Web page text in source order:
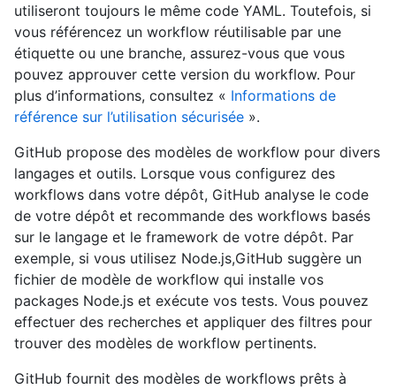
utiliseront toujours le même code YAML. Toutefois, si
vous référencez un workflow réutilisable par une
étiquette ou une branche, assurez-vous que vous
pouvez approuver cette version du workflow. Pour
plus d’informations, consultez « Informations de
référence sur l’utilisation sécurisée ».
GitHub propose des modèles de workflow pour divers
langages et outils. Lorsque vous configurez des
workflows dans votre dépôt, GitHub analyse le code
de votre dépôt et recommande des workflows basés
sur le langage et le framework de votre dépôt. Par
exemple, si vous utilisez Node.js,GitHub suggère un
fichier de modèle de workflow qui installe vos
packages Node.js et exécute vos tests. Vous pouvez
effectuer des recherches et appliquer des filtres pour
trouver des modèles de workflow pertinents.
GitHub fournit des modèles de workflows prêts à